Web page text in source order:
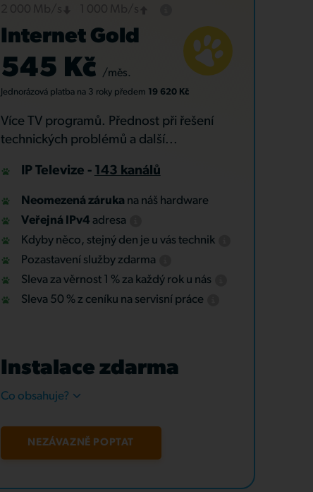
Internet Gold
545 Kč /měs.
Jednorázová platba na 3 rokypředem 19 620 Kč
Více TV programů. Přednost při řešení
technických problémů a další...
IP Televize - 143 kanálů
Neomezená záruka na náš hardware
Veřejná IPv4 adresa
Kdyby něco, stejný den je u vás technik
Pozastavení služby zdarma
Sleva za věrnost 1 % za každý rok u nás
Sleva 50 % z ceníku na servisní práce
Instalace zdarma
Co obsahuje?
NEZÁVAZNĚ POPTAT